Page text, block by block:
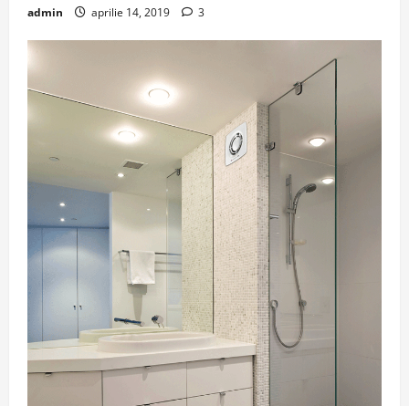
admin aprilie 14, 2019 3